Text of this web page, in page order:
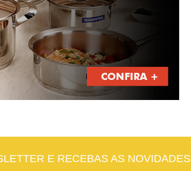
E RECEBAS AS NOVIDADES